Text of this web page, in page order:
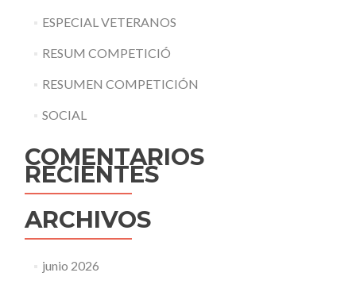
ESPECIAL VETERANOS
RESUM COMPETICIÓ
RESUMEN COMPETICIÓN
SOCIAL
COMENTARIOS
RECIENTES
ARCHIVOS
junio 2026